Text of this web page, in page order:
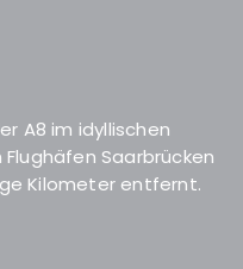
A8 im idyllischen
Saarbrücken
Kilometer entfernt.